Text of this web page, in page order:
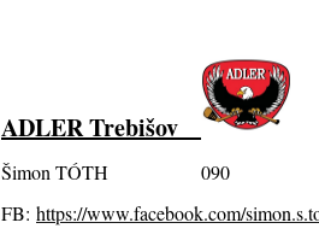
ADLER Trebišov
Šimon TÓTH 090
FB: https://www.facebook.com/